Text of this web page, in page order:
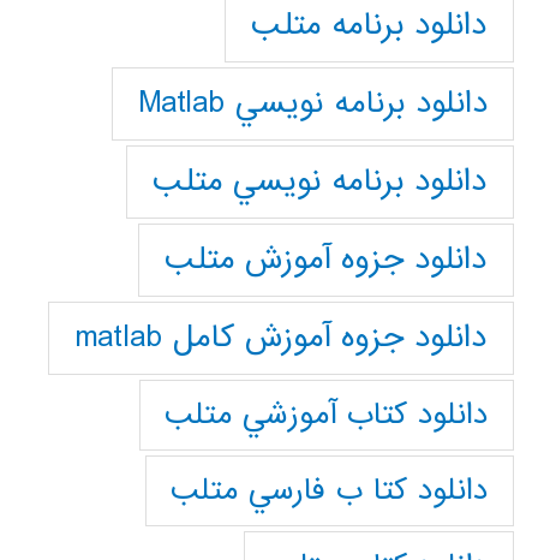
دانلود برنامه متلب
دانلود برنامه نويسي Matlab
دانلود برنامه نويسي متلب
دانلود جزوه آموزش متلب
دانلود جزوه آموزش کامل matlab
دانلود كتاب آموزشي متلب
دانلود كتا ب فارسي متلب